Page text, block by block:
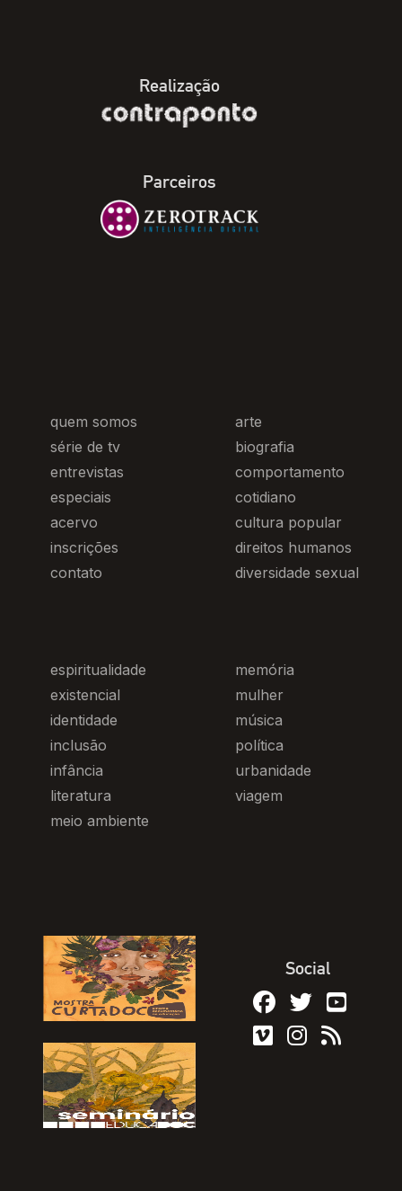
Realização
Parceiros
quem somos
série de tv
entrevistas
especiais
acervo
inscrições
contato
arte
biografia
comportamento
cotidiano
cultura popular
direitos humanos
diversidade sexual
espiritualidade
existencial
identidade
inclusão
infância
literatura
meio ambiente
memória
mulher
música
política
urbanidade
viagem
Social